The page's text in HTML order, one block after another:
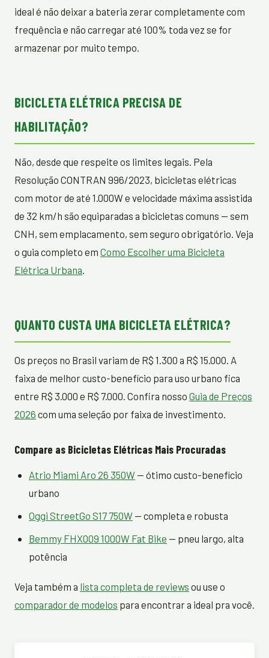
ideal é não deixar a bateria zerar completamente com
frequência e não carregar até 100% toda vez se for
armazenar por muito tempo.
BICICLETA ELÉTRICA PRECISA DE
HABILITAÇÃO?
Não, desde que respeite os limites legais. Pela
Resolução CONTRAN 996/2023, bicicletas elétricas
com motor de até 1.000W e velocidade máxima assistida
de 32 km/h são equiparadas a bicicletas comuns — sem
CNH, sem emplacamento, sem seguro obrigatório. Veja
o guia completo em Como Escolher uma Bicicleta
Elétrica Urbana.
QUANTO CUSTA UMA BICICLETA ELÉTRICA?
Os preços no Brasil variam de R$ 1.300 a R$ 15.000. A
faixa de melhor custo-benefício para uso urbano fica
entre R$ 3.000 e R$ 7.000. Confira nosso Guia de Preços
2026 com uma seleção por faixa de investimento.
Compare as Bicicletas Elétricas Mais Procuradas
Atrio Miami Aro 26 350W — ótimo custo-benefício
urbano
Oggi StreetGo S17 750W — completa e robusta
Bemmy FHX009 1000W Fat Bike — pneu largo, alta
potência
Veja também a lista completa de reviews ou use o
comparador de modelos para encontrar a ideal pra você.